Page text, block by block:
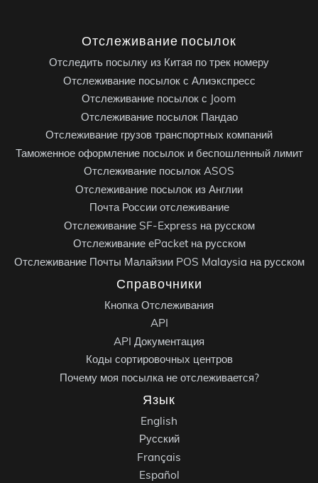
Отслеживание посылок
Отследить посылку из Китая по трек номеру
Отслеживание посылок с Алиэкспресс
Отслеживание посылок с Joom
Отслеживание посылок Пандао
Отслеживание грузов транспортных компаний
Таможенное оформление посылок и беспошленный лимит
Отслеживание посылок ASOS
Отслеживание посылок из Англии
Почта России отслеживание
Отслеживание SF-Express на русском
Отслеживание ePacket на русском
Отслеживание Почты Малайзии POS Malaysia на русском
Справочники
Кнопка Отслеживания
API
API Документация
Коды сортировочных центров
Почему моя посылка не отслеживается?
Язык
English
Русский
Français
Español